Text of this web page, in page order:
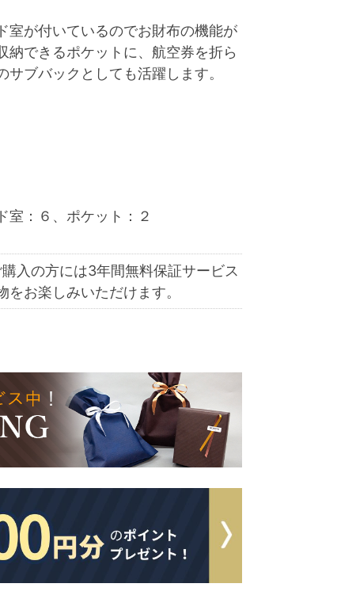
室が付いているのでお財布の機能が
納できるポケットに、航空券を折ら
ブバックとしても活躍します。
室：６、ポケット：２
購入の方には3年間無料保証サービス
お楽しみいただけます。